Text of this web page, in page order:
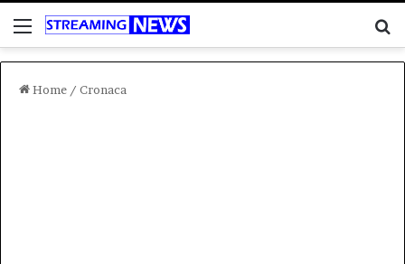
Menu
Home / Cronaca